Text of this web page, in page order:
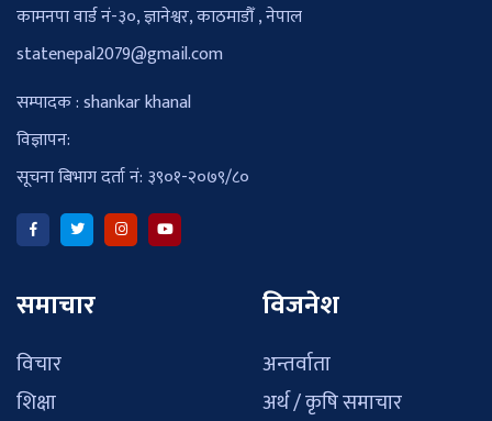
कामनपा वार्ड नं-३०, ज्ञानेश्वर, काठमाडौँ , नेपाल
statenepal2079@gmail.com
सम्पादक : shankar khanal
विज्ञापन:
सूचना बिभाग दर्ता नं: ३९०१-२०७९/८०
समाचार
विचार
शिक्षा
विजनेश
अन्तर्वाता
अर्थ / कृषि समाचार